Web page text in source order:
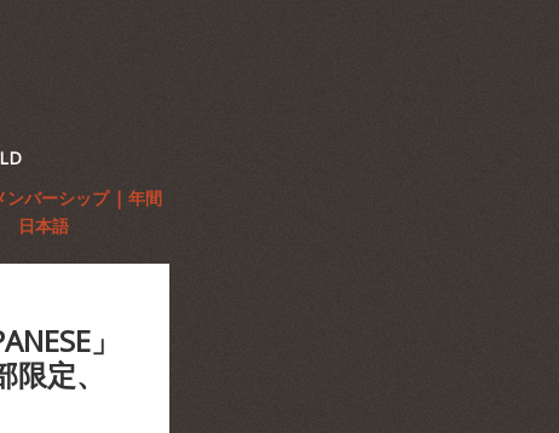
ンバーシップ | 年間
日本語
」
定、